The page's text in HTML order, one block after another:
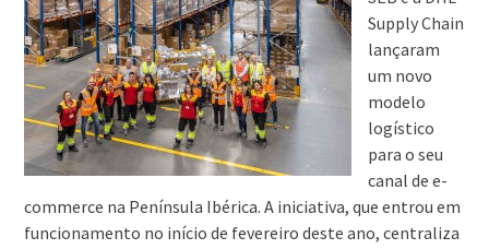
Supply Chain
lançaram
um novo
modelo
logístico
para o seu
canal de e-
commerce na Península Ibérica. A iniciativa, que entrou em
funcionamento no início de fevereiro deste ano, centraliza